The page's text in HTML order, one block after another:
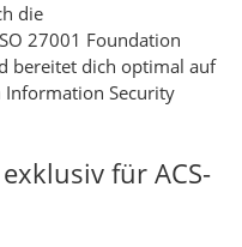
die
27001 Foundation
bereitet dich optimal auf
Information Security
für ACS-